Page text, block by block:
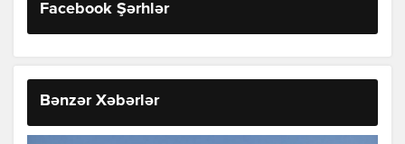
Facebook Şərhlər
Bənzər Xəbərlər